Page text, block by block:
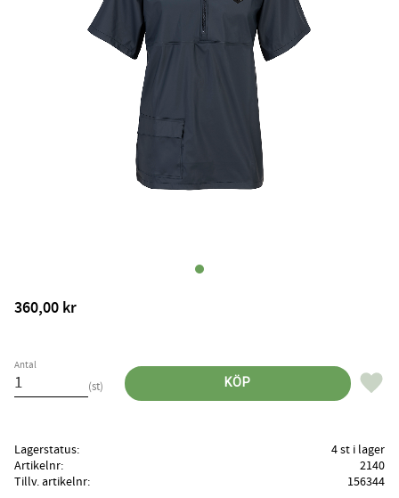
360,00 kr
Antal
st KÖP Lägg
Lagerstatus
4 st i lager
Artikelnr
2140
Tillv. artikelnr
156344